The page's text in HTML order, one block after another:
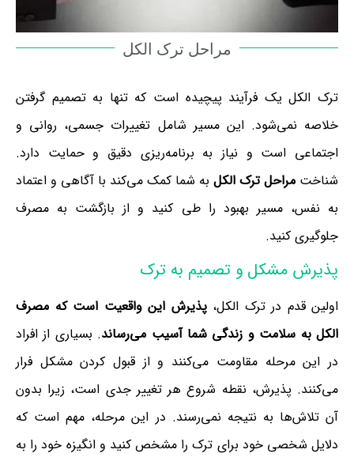
مراحل ترک الکل
ترک الکل یک فرآیند پیچیده است که تنها به تصمیم گرفتن
خلاصه نمی‌شود. این مسیر شامل تغییرات جسمی، روانی و
اجتماعی است و نیاز به برنامه‌ریزی دقیق و حمایت دارد.
شناخت مراحل ترک الکل به شما کمک می‌کند با آگاهی و اعتماد
به نفس، مسیر بهبود را طی کنید و از بازگشت به مصرف
جلوگیری کنید.
پذیرش مشکل و تصمیم به ترک
اولین قدم در ترک الکل،پذیرش این واقعیت است که مصرف
الکل به سلامت و زندگی شما آسیب می‌رساند. بسیاری از افراد
در این مرحله مقاومت می‌کنند و از قبول کردن مشکل فرار
می‌کنند. پذیرش، نقطه شروع هر تغییر جدی است، زیرا بدون
آن تلاش‌ها به نتیجه نمی‌رسند. در این مرحله، مهم است که
دلایل شخصی خود برای ترک را مشخص کنید و انگیزه خود را به